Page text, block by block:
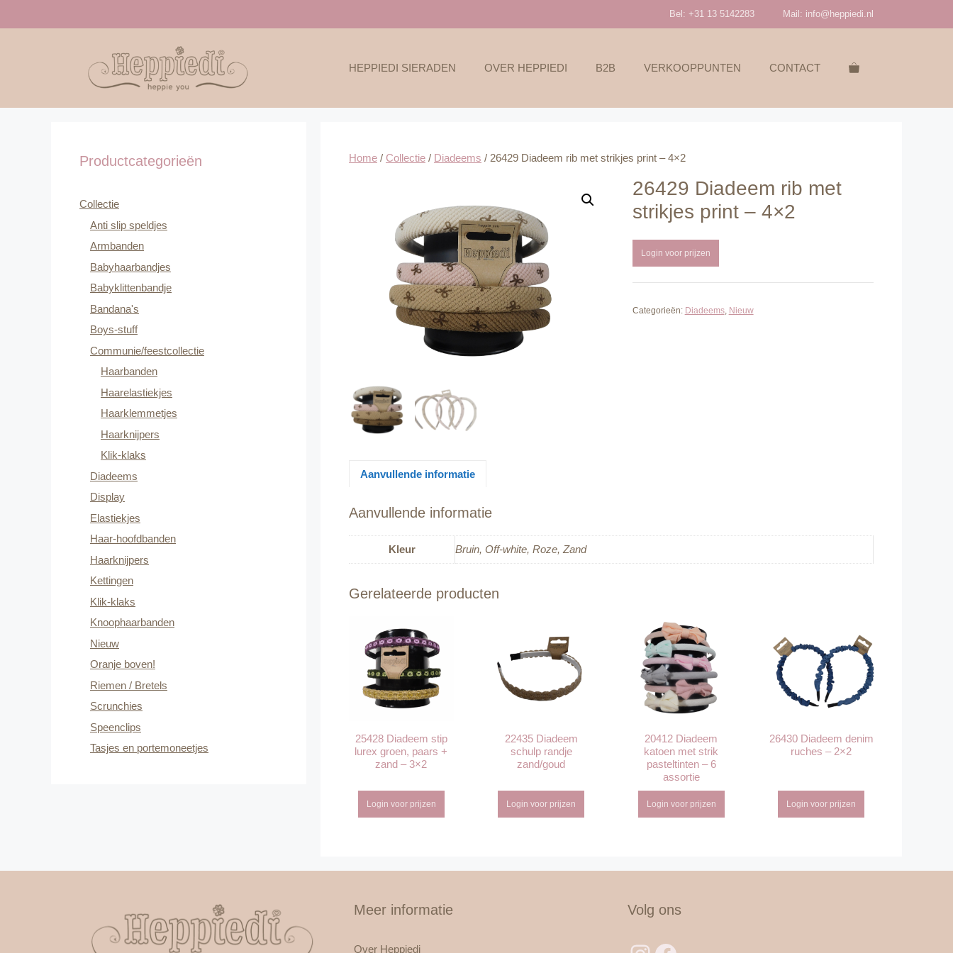
Bel: +31 13 5142283 Mail: info@heppiedi.nl
HEPPIEDI SIERADEN OVER HEPPIEDI B2B VERKOOPPUNTEN CONTACT
Home / Collectie / Diadeems / 26429 Diadeem rib met strikjes print – 4×2
26429 Diadeem rib met
strikjes print – 4×2
Login voor prijzen
Categorieën: Diadeems, Nieuw
Aanvullende informatie
Aanvullende informatie
Kleur Bruin, Off-white, Roze, Zand
Gerelateerde producten
25428 Diadeem stip
lurex groen, paars +
zand – 3×2
Login voor prijzen
22435 Diadeem
schulp randje
zand/goud
Login voor prijzen
20412 Diadeem
katoen met strik
pasteltinten – 6
assortie
Login voor prijzen
26430 Diadeem denim
ruches – 2×2
Login voor prijzen
Productcategorieën
Collectie
Anti slip speldjes
Armbanden
Babyhaarbandjes
Babyklittenbandje
Bandana's
Boys-stuff
Communie/feestcollectie
Haarbanden
Haarelastiekjes
Haarklemmetjes
Haarknijpers
Klik-klaks
Diadeems
Display
Elastiekjes
Haar-hoofdbanden
Haarknijpers
Kettingen
Klik-klaks
Knoophaarbanden
Nieuw
Oranje boven!
Riemen / Bretels
Scrunchies
Speenclips
Tasjes en portemoneetjes
Meer informatie
Over Heppiedi
Volg ons